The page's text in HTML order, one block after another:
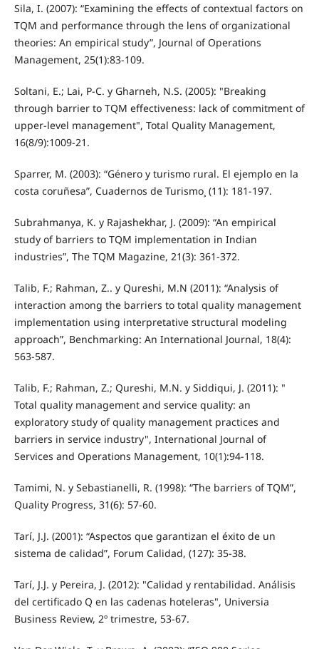
Sila, I. (2007): “Examining the effects of contextual factors on
TQM and performance through the lens of organizational
theories: An empirical study”, Journal of Operations
Management, 25(1):83-109.
Soltani, E.; Lai, P-C. y Gharneh, N.S. (2005): "Breaking
through barrier to TQM effectiveness: lack of commitment of
upper-level management", Total Quality Management,
16(8/9):1009-21.
Sparrer, M. (2003): “Género y turismo rural. El ejemplo en la
costa coruñesa”, Cuadernos de Turismo¸ (11): 181-197.
Subrahmanya, K. y Rajashekhar, J. (2009): “An empirical
study of barriers to TQM implementation in Indian
industries”, The TQM Magazine, 21(3): 361-372.
Talib, F.; Rahman, Z.. y Qureshi, M.N (2011): “Analysis of
interaction among the barriers to total quality management
implementation using interpretative structural modeling
approach”, Benchmarking: An International Journal, 18(4):
563-587.
Talib, F.; Rahman, Z.; Qureshi, M.N. y Siddiqui, J. (2011): "
Total quality management and service quality: an
exploratory study of quality management practices and
barriers in service industry", International Journal of
Services and Operations Management, 10(1):94-118.
Tamimi, N. y Sebastianelli, R. (1998): “The barriers of TQM”,
Quality Progress, 31(6): 57-60.
Tarí, J.J. (2001): “Aspectos que garantizan el éxito de un
sistema de calidad”, Forum Calidad, (127): 35-38.
Tarí, J.J. y Pereira, J. (2012): "Calidad y rentabilidad. Análisis
del certificado Q en las cadenas hoteleras", Universia
Business Review, 2º trimestre, 53-67.